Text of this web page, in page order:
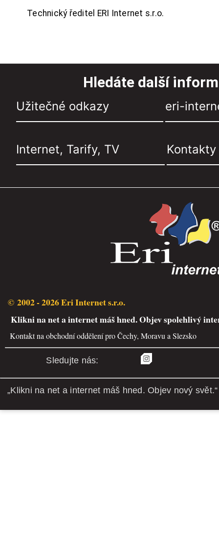
Technický ředitel ERI Internet s.r.o.
Hledáte další
Užitečné odkazy eri-
Internet, Tarify, TV Kontakty
© 2002 - 2026 Eri Internet s.r.o.
Klikni na net a internet máš hned. Objev spolehlivý
Kontakt na obchodní oddělení pro Čechy, Moravu a Slezsko
Sledujte nás:
„Klikni na net a internet máš hned. Objev nový svět.“